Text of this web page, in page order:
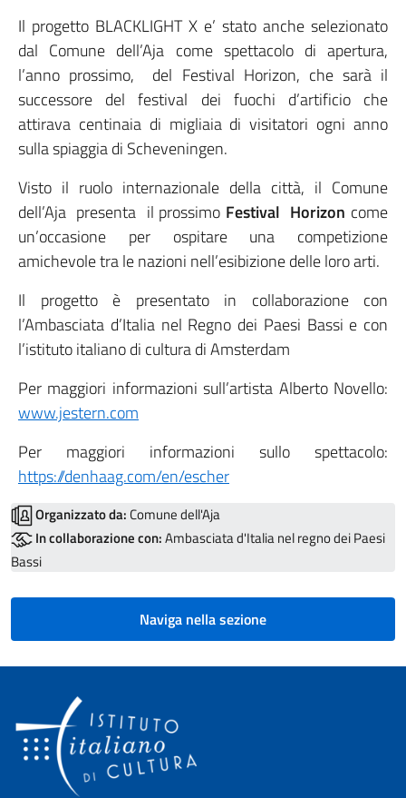
Il progetto BLACKLIGHT X e’ stato anche selezionato
dal Comune dell’Aja come spettacolo di apertura,
l’anno prossimo, del Festival Horizon, che sarà il
successore del festival dei fuochi d’artificio che
attirava centinaia di migliaia di visitatori ogni anno
sulla spiaggia di Scheveningen.
Visto il ruolo internazionale della città, il Comune
dell’Aja presenta il prossimo Festival Horizon come
un’occasione per ospitare una competizione
amichevole tra le nazioni nell’esibizione delle loro arti.
Il progetto è presentato in collaborazione con
l’Ambasciata d’Italia nel Regno dei Paesi Bassi e con
l’istituto italiano di cultura di Amsterdam
Per maggiori informazioni sull’artista Alberto Novello:
www.jestern.com
Per maggiori informazioni sullo spettacolo:
https://denhaag.com/en/escher
Organizzato da: Comune dell'Aja
In collaborazione con:Ambasciata d'Italia nel regno dei Paesi
Bassi
Naviga nella sezione